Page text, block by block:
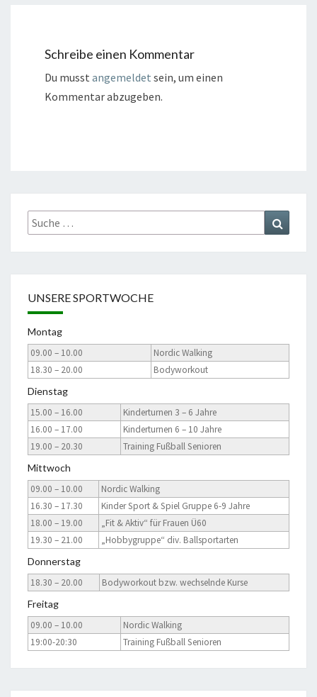
Schreibe einen Kommentar
Du musst angemeldet sein, um einen
Kommentar abzugeben.
Suche
nach:
UNSERE SPORTWOCHE
Montag
09.00 – 10.00
Nordic Walking
18.30 – 20.00
Bodyworkout
Dienstag
15.00 – 16.00
Kinderturnen 3 – 6 Jahre
16.00 – 17.00
Kinderturnen 6 – 10 Jahre
19.00 – 20.30
Training Fußball Senioren
Mittwoch
09.00 – 10.00
Nordic Walking
16.30 – 17.30
Kinder Sport & Spiel Gruppe 6-9 Jahre
18.00 – 19.00
„Fit & Aktiv“ für Frauen Ü60
19.30 – 21.00
„Hobbygruppe“ div. Ballsportarten
Donnerstag
18.30 – 20.00
Bodyworkout bzw. wechselnde Kurse
Freitag
09.00 – 10.00
Nordic Walking
19:00-20:30
Training Fußball Senioren